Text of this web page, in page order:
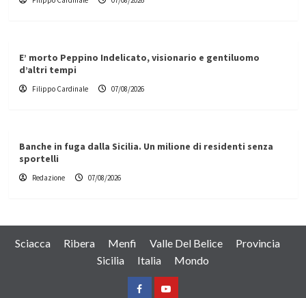
E’ morto Peppino Indelicato, visionario e gentiluomo
d’altri tempi
Filippo Cardinale 07/08/2026
Banche in fuga dalla Sicilia. Un milione di residenti senza
sportelli
Redazione 07/08/2026
Sciacca Ribera Menfi Valle Del Belice
Provincia
Sicilia
Italia Mondo